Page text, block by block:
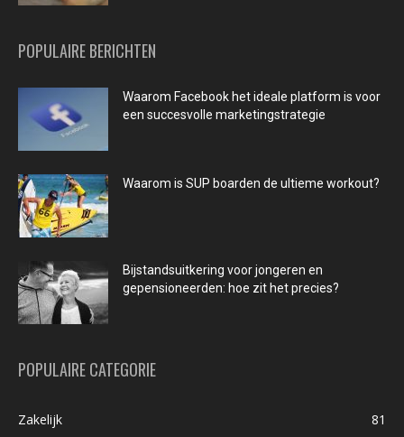
POPULAIRE BERICHTEN
Waarom Facebook het ideale platform is voor
een succesvolle marketingstrategie
Waarom is SUP boarden de ultieme workout?
Bijstandsuitkering voor jongeren en
gepensioneerden: hoe zit het precies?
POPULAIRE CATEGORIE
Zakelijk
81